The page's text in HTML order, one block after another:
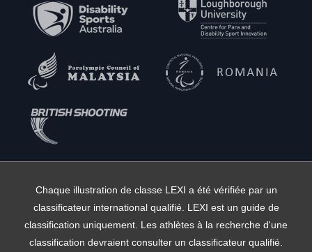
Chaque illustration de classe LEXI a été vérifiée par un
classificateur international qualifié. LEXI est un guide de
classification uniquement. Les athlètes à la recherche d'une
classification devraient consulter un classificateur qualifié.